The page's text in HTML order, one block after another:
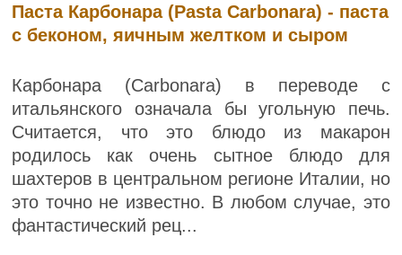
Паста Карбонара (Pasta Carbonara) - паста
с беконом, яичным желтком и сыром
Карбонара (Carbonara) в переводе с
итальянского означала бы угольную печь.
Считается, что это блюдо из макарон
родилось как очень сытное блюдо для
шахтеров в центральном регионе Италии, но
это точно не известно. В любом случае, это
фантастический рец...